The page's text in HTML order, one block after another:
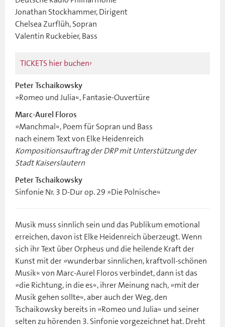
Jonathan Stockhammer, Dirigent
Chelsea Zurflüh, Sopran
Valentin Ruckebier, Bass
TICKETS hier buchen
Peter Tschaikowsky
»Romeo und Julia«, Fantasie-Ouvertüre
Marc-Aurel Floros
»Manchmal«, Poem für Sopran und Bass
nach einem Text von Elke Heidenreich
Kompositionsauftrag der DRP mit Unterstützung der
Stadt Kaiserslautern
Peter Tschaikowsky
Sinfonie Nr. 3 D-Dur op. 29 »Die Polnische«
Musik muss sinnlich sein und das Publikum emotional
erreichen, davon ist Elke Heidenreich überzeugt. Wenn
sich ihr Text über Orpheus und die heilende Kraft der
Kunst mit der »wunderbar sinnlichen, kraftvoll-schönen
Musik« von Marc-Aurel Floros verbindet, dann ist das
»die Richtung, in die es«, ihrer Meinung nach, »mit der
Musik gehen sollte«, aber auch der Weg, den
Tschaikowsky bereits in »Romeo und Julia« und seiner
selten zu hörenden 3. Sinfonie vorgezeichnet hat. Dreht